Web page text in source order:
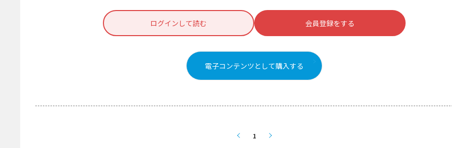
ログインして読む 会員登録をする
電子コンテンツとして購入する
1